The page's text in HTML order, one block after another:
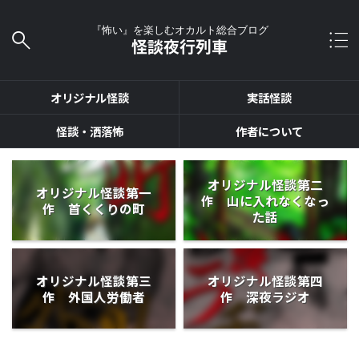
『怖い』を楽しむオカルト総合ブログ
怪談夜行列車
オリジナル怪談
実話怪談
怪談・洒落怖
作者について
オリジナル怪談第一
作 首くくりの町
オリジナル怪談第二
作 山に入れなくなっ
た話
オリジナル怪談第三
作 外国人労働者
オリジナル怪談第四
作 深夜ラジオ